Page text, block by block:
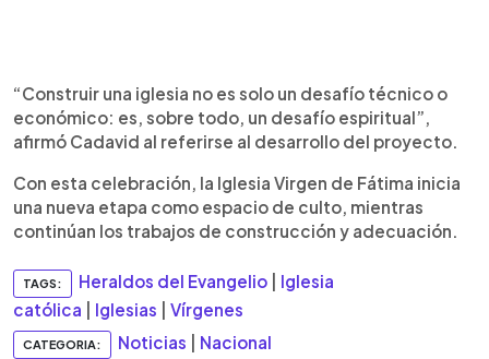
“Construir una iglesia no es solo un desafío técnico o
económico: es, sobre todo, un desafío espiritual”,
afirmó Cadavid al referirse al desarrollo del proyecto.
Con esta celebración, la Iglesia Virgen de Fátima inicia
una nueva etapa como espacio de culto, mientras
continúan los trabajos de construcción y adecuación.
TAGS: Heraldos del Evangelio
Iglesia
católica
Iglesias Vírgenes
CATEGORIA: Noticias Nacional